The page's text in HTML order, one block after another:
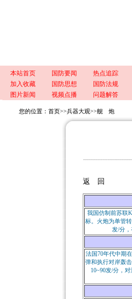
本站首页 国防要闻 热点追踪
加入收藏
国防思想 国防法规
图片新闻
视频点播 问题解答
您的位置： 首页>>兵器大观>>舰 炮
返 回
我国仿制前苏联
标。火炮为单管
发/分
法国70年代中期
弹和执行对岸轰
10~90发/分，